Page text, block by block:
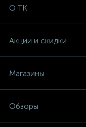
О ТК
Акции и скидки
Магазины
Обзоры